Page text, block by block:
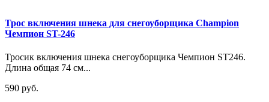
Трос включения шнека для снегоуборщика Champion
Чемпион ST-246
Тросик включения шнека снегоуборщика Чемпион ST246.
Длина общая 74 см...
590 руб.